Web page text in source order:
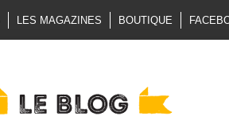
LES MAGAZINES BOUTIQUE